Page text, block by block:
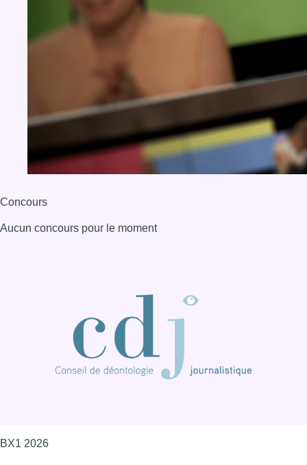
Concours
Aucun concours pour le moment
BX1 2026